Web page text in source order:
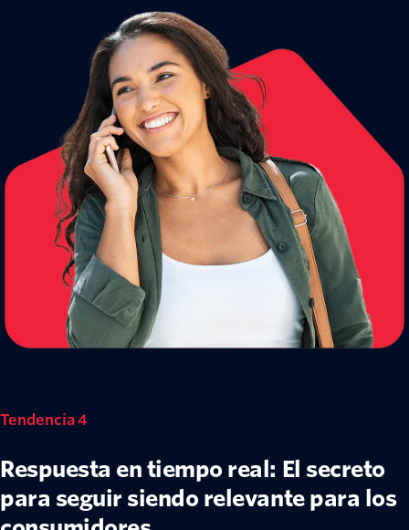
Tendencia 4
Respuesta en tiempo real: El secreto
para seguir siendo relevante para los